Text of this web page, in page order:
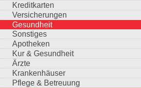
Kreditkarten
Versicherungen
Gesundheit
Sonstiges
Apotheken
Kur & Gesundheit
Ärzte
Krankenhäuser
Pflege & Betreuung